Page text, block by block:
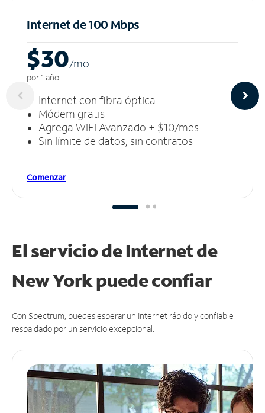
Internet de 100 Mbps
$30/mo
por 1 año
Internet con fibra óptica
Módem gratis
Agrega WiFi Avanzado + $10/mes
Sin límite de datos, sin contratos
Comenzar
El servicio de Internet de
New York puedeconfiar
Con Spectrum, puedes esperar un Internet rápido y confiable
respaldado por un servicio excepcional.